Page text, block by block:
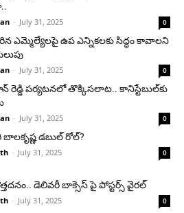
- July 31, 2025 0
ఎమ్మెల్యేలపై ఉప ఎన్నికలకు సిద్ధం కావాలని
- July 31, 2025 0
రెడ్డి పర్యటనలో తొక్కిసలాట.. కానిస్టేబుల్‌కు
- July 31, 2025 0
డబుల్ రోల్?
- July 31, 2025 0
డెలివరీ బాక్సెస్ పై పోస్టర్స్ వైరల్
- July 31, 2025 0